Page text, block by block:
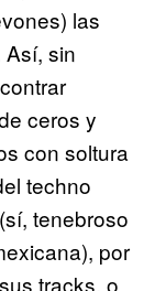
las
sin
ceros y
con soltura
techno
tenebroso
por
tracks, o